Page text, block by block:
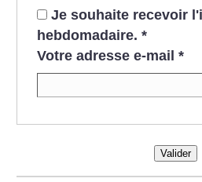
Je souhaite recevoir
hebdomadaire. *
Votre adresse e-mail *
Valider